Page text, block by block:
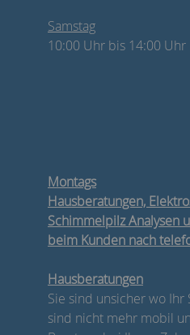
Samstag
10:00 Uhr bis 14:00 Uhr
Montags
Hausberatungen,
Schimmelpilz Analysen
beim Kunden nach
Hausberatungen
Sie sind unsicher wo
sind nicht mehr mobil